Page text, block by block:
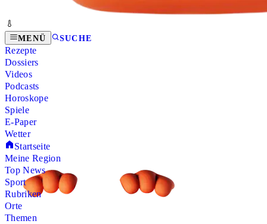
MENÜ SUCHE
Rezepte
Dossiers
Videos
Podcasts
Horoskope
Spiele
E-Paper
Wetter
Startseite
Meine Region
Top News
Sport
Rubriken
Orte
Themen